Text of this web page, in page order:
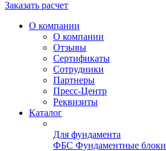
Заказать расчет
О компании
О компании
Отзывы
Сертификаты
Сотрудники
Партнеры
Пресс-Центр
Реквизиты
Каталог
Для фундамента
ФБС Фундаментные блоки